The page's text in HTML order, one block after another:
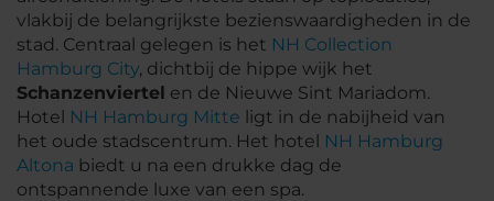
vlakbij de belangrijkste bezienswaardigheden in de
stad. Centraal gelegen is het NH Collection
Hamburg City, dichtbij de hippe wijk het
Schanzenviertel en de Nieuwe Sint Mariadom.
Hotel NH Hamburg Mitte ligt in de nabijheid van
het oude stadscentrum. Het hotel NH Hamburg
Altona biedt u na een drukke dag de
ontspannende luxe van een spa.